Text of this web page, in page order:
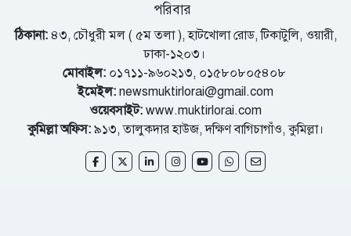
পরিবার
ঠিকানা:৪৩, চৌধুরী মল ( ৫ম তলা ), হাটখোলা রোড, টিকাটুলি, ওয়ারী,
ঢাকা-১২০৩।
মোবাইল:০১৭১১-৯৬০২১৩, ০১৫৮০৮০৫৪০৮
ইমেইল: newsmuktirlorai@gmail.com
ওয়েবসাইট: www.muktirlorai.com
কুমিল্লা অফিস: ৯১৩, তালুকদার হাউজ, দক্ষিণ বাগিচাগাঁও, কুমিল্লা।